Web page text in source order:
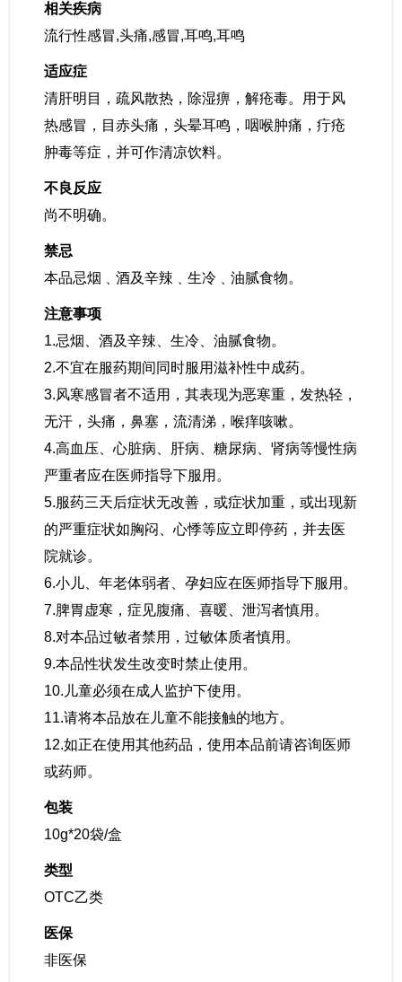
相关疾病
流行性感冒,头痛,感冒,耳鸣,耳鸣
适应症
清肝明目，疏风散热，除湿痹，解疮毒。用于风
热感冒，目赤头痛，头晕耳鸣，咽喉肿痛，疔疮
肿毒等症，并可作清凉饮料。
不良反应
尚不明确。
禁忌
本品忌烟﹑酒及辛辣﹑生冷﹑油腻食物。
注意事项
1.忌烟、酒及辛辣、生冷、油腻食物。
2.不宜在服药期间同时服用滋补性中成药。
3.风寒感冒者不适用，其表现为恶寒重，发热轻，
无汗，头痛，鼻塞，流清涕，喉痒咳嗽。
4.高血压、心脏病、肝病、糖尿病、肾病等慢性病
严重者应在医师指导下服用。
5.服药三天后症状无改善，或症状加重，或出现新
的严重症状如胸闷、心悸等应立即停药，并去医
院就诊。
6.小儿、年老体弱者、孕妇应在医师指导下服用。
7.脾胃虚寒，症见腹痛、喜暖、泄泻者慎用。
8.对本品过敏者禁用，过敏体质者慎用。
9.本品性状发生改变时禁止使用。
10.儿童必须在成人监护下使用。
11.请将本品放在儿童不能接触的地方。
12.如正在使用其他药品，使用本品前请咨询医师
或药师。
包装
10g*20袋/盒
类型
OTC乙类
医保
非医保